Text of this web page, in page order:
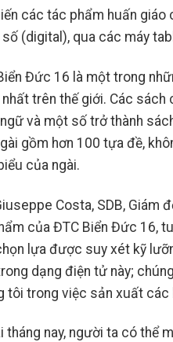
các tác phẩm huấn
(digital), qua các máy
Đức 16 là một trong
nhất trên thế giới. Các
và một số trở thành
gồm hơn 100 tựa đề,
của ngài.
Costa, SDB, Giám
của ĐTC Biển Đức 16,
lựa được suy xét kỹ
dạng điện tử này;
tôi trong việc sản xuất các
tháng nay, người ta có thể